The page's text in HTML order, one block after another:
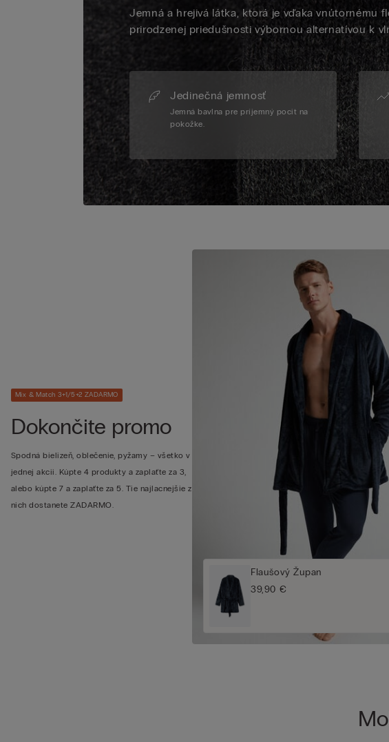
Jemná a hrejivá látka, ktorá je vďaka vnútornému
prirodzenej priedušnosti výbornou alternatívou k
Jedinečná jemnosť
Jemná bavlna pre príjemný pocit na
pokožke.
Mix & Match 3+1/5+2 ZADARMO
Dokončite promo
Spodná bielizeň, oblečenie, pyžamy – všetko v
jednej akcii. Kúpte 4 produkty a zaplaťte za 3,
alebo kúpte 7 a zaplaťte za 5. Tie najlacnejšie z
nich dostanete ZADARMO.
Flaušový Župan
39,90 €